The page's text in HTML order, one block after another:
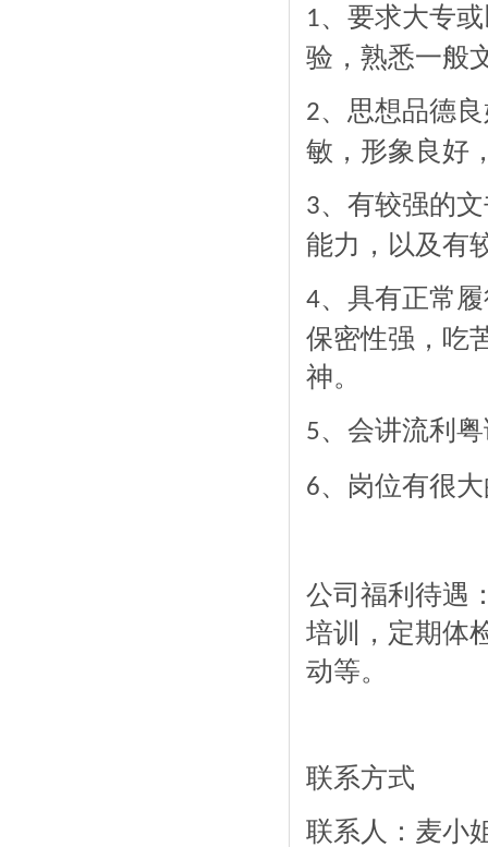
1、要求大专
验，熟悉一般
2、思想品德
敏，形象良好
3、有较强的
能力，以及有
4、具有正常
保密性强，吃
神。
5、会讲流利
6、岗位有很
公司福利待遇
培训，定期体
动等。
联系方式
联系人：麦小